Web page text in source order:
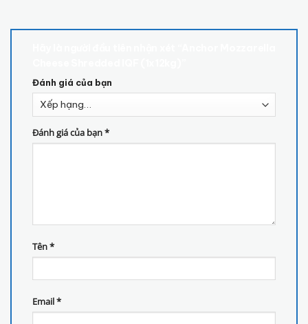
Đánh giá của bạn
Đánh giá của bạn*
Tên*
Email*